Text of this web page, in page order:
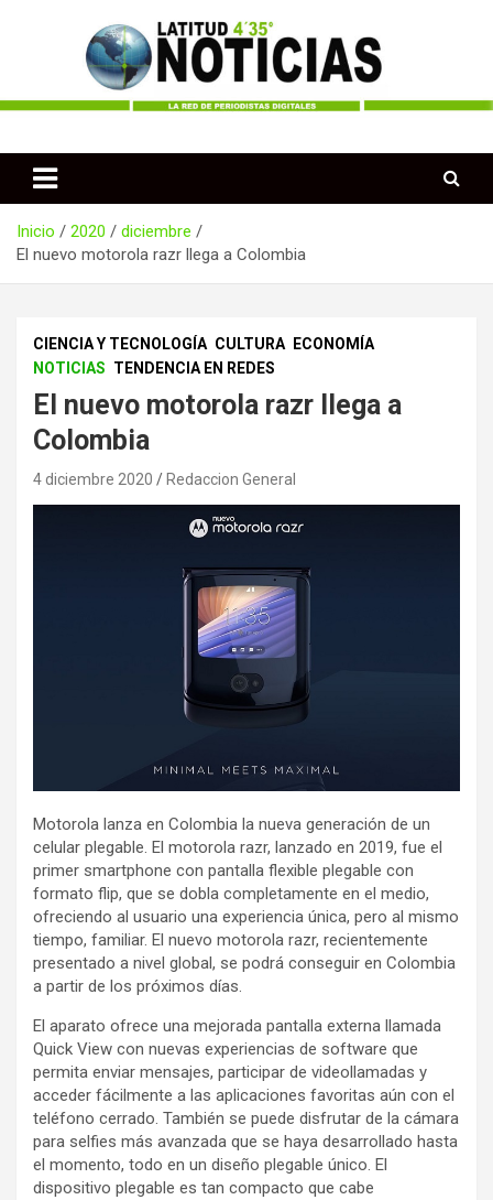
Latitud 435 Noticias
Inicio 2020
diciembre
El nuevo motorola razr llega a Colombia
CIENCIA Y TECNOLOGÍA CULTURA
ECONOMÍA
NOTICIAS TENDENCIA EN REDES
El nuevo motorola razr llega a
Colombia
4 diciembre 2020 Redaccion General
Motorola lanza en Colombia la nueva generación de un
celular plegable. El motorola razr, lanzado en 2019, fue el
primer smartphone con pantalla flexible plegable con
formato flip, que se dobla completamente en el medio,
ofreciendo al usuario una experiencia única, pero al mismo
tiempo, familiar. El nuevo motorola razr, recientemente
presentado a nivel global, se podrá conseguir en Colombia
a partir de los próximos días.
El aparato ofrece una mejorada pantalla externa llamada
Quick View con nuevas experiencias de software que
permita enviar mensajes, participar de videollamadas y
acceder fácilmente a las aplicaciones favoritas aún con el
teléfono cerrado. También se puede disfrutar de la cámara
para selfies más avanzada que se haya desarrollado hasta
el momento, todo en un diseño plegable único. El
dispositivo plegable es tan compacto que cabe